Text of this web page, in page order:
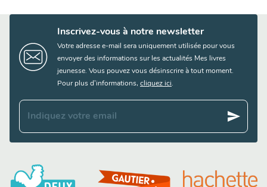
Inscrivez-vous à notre newsletter
Votre adresse e-mail sera uniquement utilisée pour vous
envoyer des informations sur les actualités Mes livres
jeunesse. Vous pouvez vous désinscrire à tout moment.
Pour plus d’informations, cliquez ici.
Indiquez votre email send